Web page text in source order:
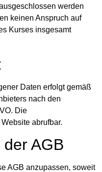
werden
keinen Anspruch auf
Kurses insgesamt
Daten erfolgt gemäß
nach den
Die
abrufbar.
AGB
AGB anzupassen, soweit